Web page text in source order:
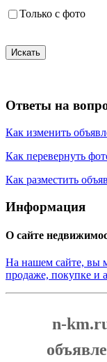
Только с фото
Искать
Ответы на
Как изменить
Как перевернуть
Как разместить
Информация
О сайте
На нашем сайте, вы
продаже, покупке и
n-